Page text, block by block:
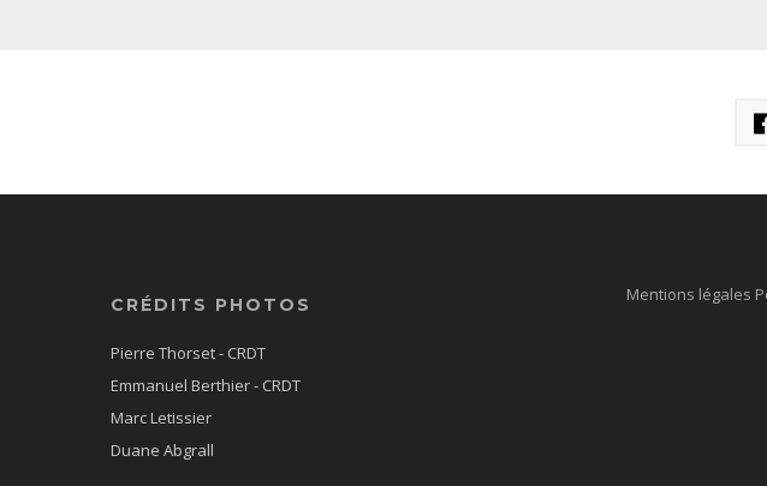
CRÉDITS PHOTOS
Pierre Thorset - CRDT
Emmanuel Berthier - CRDT
Marc Letissier
Duane Abgrall
Mentions légales